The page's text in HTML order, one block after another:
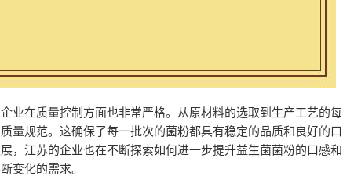
业在质量控制方面也非常严格。从原材料的选取到生产工艺的每
量规范。这确保了每一批次的菌粉都具有稳定的品质和良好的口
，江苏的企业也在不断探索如何进一步提升益生菌菌粉的口感和
变化的需求。